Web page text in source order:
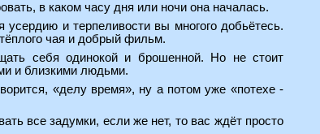
в каком часу дня или ночи она началась.
и терпеливости вы многого добьётесь.
чая и добрый фильм.
себя одинокой и брошенной. Но не стоит
и близкими людьми.
«делу время», ну а потом уже «потехе -
все задумки, если же нет, то вас ждёт просто